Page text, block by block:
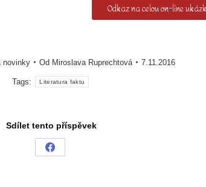
Odkaz na celou on-line
novinky Od Miroslava Ruprechtová 7.11.2016
Tags: Literatura faktu
Sdílet tento příspěvek
Share